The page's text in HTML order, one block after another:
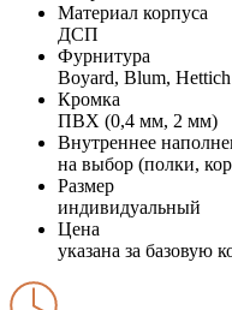
Материал корпуса
ДСП
Фурнитура
Boyard, Blum, Hettich
Кромка
ПВХ (0,4 мм, 2 мм)
Внутреннее
на выбор (полки,
Размер
индивидуальный
Цена
указана за базовую